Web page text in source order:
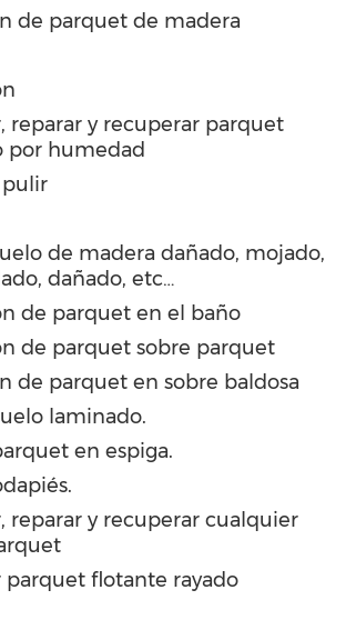
de parquet de madera
reparar y recuperar parquet
por humedad
pulir
de madera dañado, mojado,
dañado, etc…
de parquet en el baño
de parquet sobre parquet
de parquet en sobre baldosa
laminado.
en espiga.
reparar y recuperar cualquier
parquet flotante rayado